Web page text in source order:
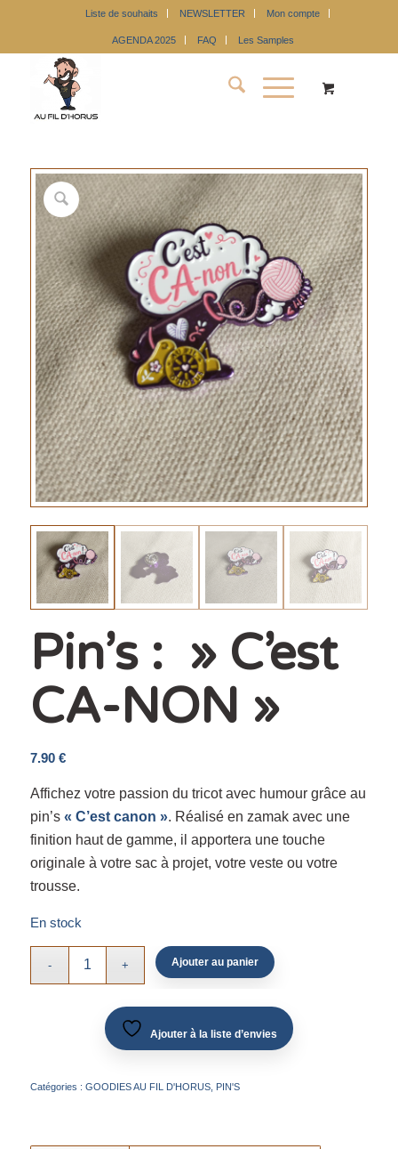
Liste de souhaits NEWSLETTER Mon compte
AGENDA 2025 FAQ Les Samples
Pin’s : » C’est
CA-NON »
7.90 €
Affichez votre passion du tricot avec humour grâce au
pin’s « C’est canon ». Réalisé en zamak avec une
finition haut de gamme, il apportera une touche
originale à votre sac à projet, votre veste ou votre
trousse.
En stock
Ajouter au panier
Ajouter à la liste d’envies
Catégories : GOODIES AU FIL D'HORUS, PIN'S